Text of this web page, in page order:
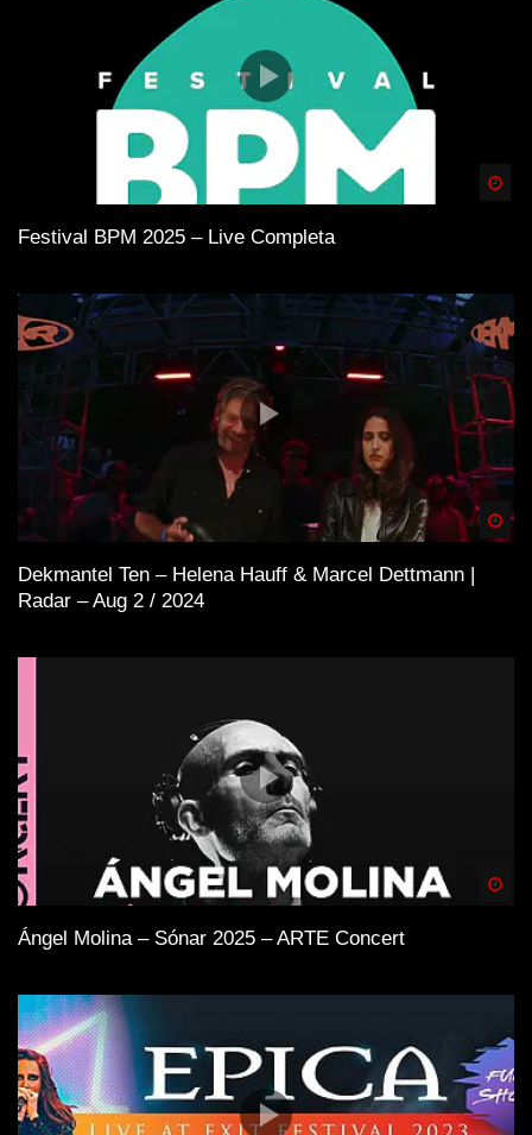
Festival BPM 2025 – Live Completa
Dekmantel Ten – Helena Hauff & Marcel Dettmann |
Radar – Aug 2 / 2024
Ángel Molina – Sónar 2025 – ARTE Concert